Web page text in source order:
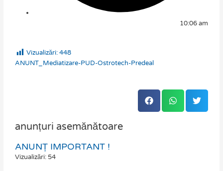
10:06 am
Vizualizări: 448
ANUNT_Mediatizare-PUD-Ostrotech-Predeal
anunțuri asemănătoare
ANUNȚ IMPORTANT !
Vizualizări: 54
Page
Page
PagePage